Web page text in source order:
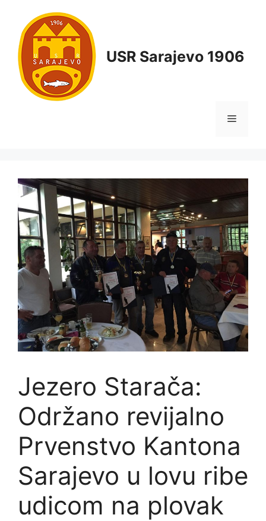
USR Sarajevo 1906
Jezero Starača:
Održano revijalno
Prvenstvo Kantona
Sarajevo u lovu ribe
udicom na plovak